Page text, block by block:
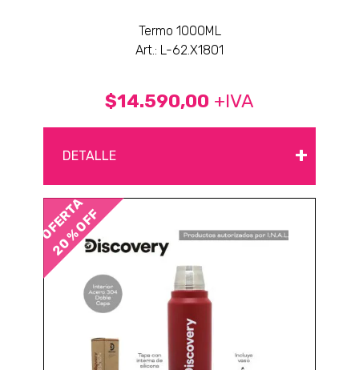
Termo 1000ML
Art.: L-62.X1801
$14.590,00 +IVA
DETALLE +
OFERTA
20 % OFF